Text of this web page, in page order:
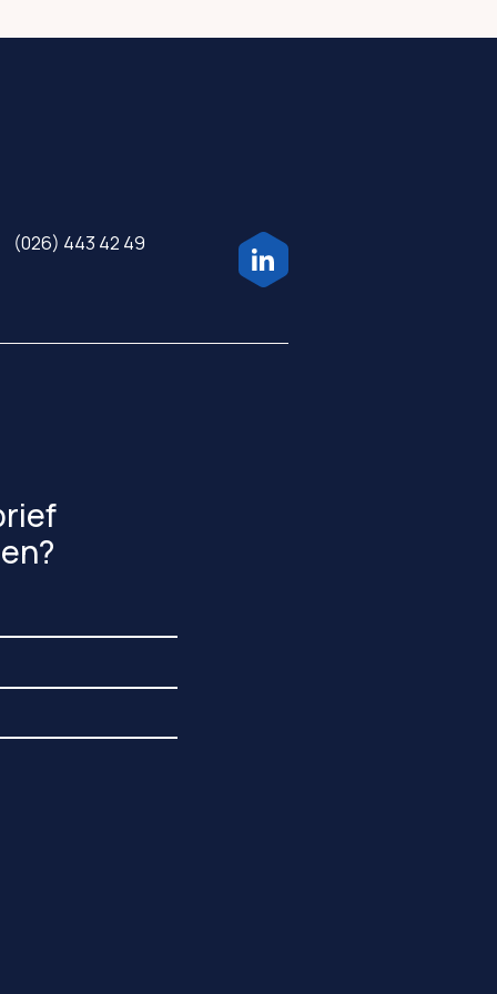
(026) 443 42 49